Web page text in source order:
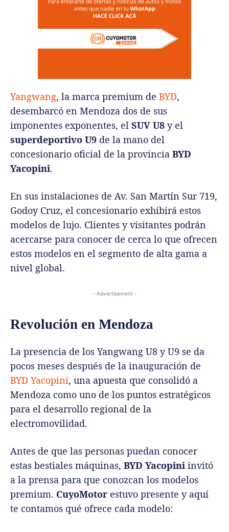
Yangwang, la marca premium de BYD,
desembarcó en Mendoza dos de sus
imponentes exponentes, el SUV U8 y el
superdeportivo U9 de la mano del
concesionario oficial de la provincia BYD
Yacopini.
En sus instalaciones de Av. San Martín Sur 719,
Godoy Cruz, el concesionario exhibirá estos
modelos de lujo. Clientes y visitantes podrán
acercarse para conocer de cerca lo que ofrecen
estos modelos en el segmento de alta gama a
nivel global.
- Advertisement -
Revolución en Mendoza
La presencia de los Yangwang U8 y U9 se da
pocos meses después de la inauguración de
BYD Yacopini, una apuesta que consolidó a
Mendoza como uno de los puntos estratégicos
para el desarrollo regional de la
electromovilidad.
Antes de que las personas puedan conocer
estas bestiales máquinas, BYD Yacopini invitó
a la prensa para que conozcan los modelos
premium. CuyoMotor estuvo presente y aquí
te contamos qué ofrece cada modelo: